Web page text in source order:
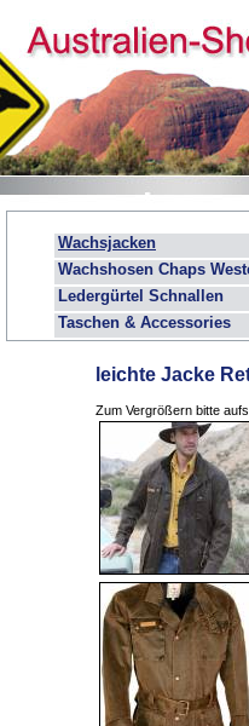
Wachsjacken
Wachshosen Chaps
Ledergürtel Schnallen
Taschen & Accessories
leichte Jacke
Zum Vergrößern bitte